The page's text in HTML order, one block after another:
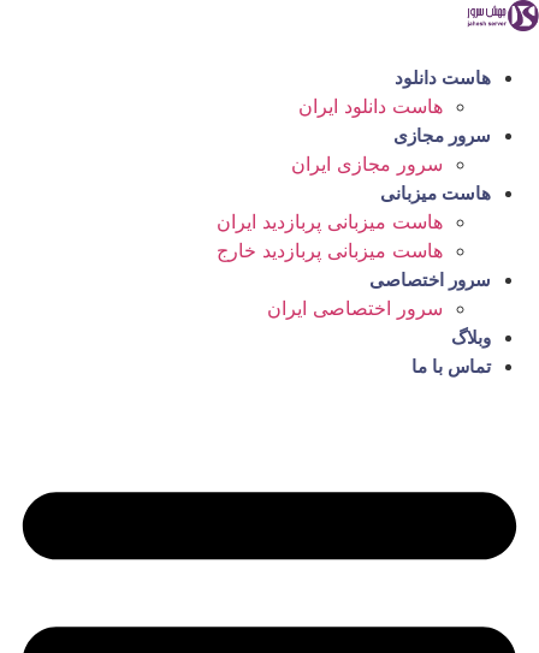
پرش
محتوا
هاست دانلود
هاست دانلود ایران
سرور مجازی
سرور مجازی ایران
هاست میزبانی
هاست میزبانی پربازدید ایران
هاست میزبانی پربازدید خارج
سرور اختصاصی
سرور اختصاصی ایران
وبلاگ
تماس با ما